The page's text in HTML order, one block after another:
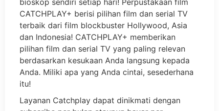
bioskop sendiri setiap hari! Perpustakaan film
CATCHPLAY+ berisi pilihan film dan serial TV
terbaik dari film blockbuster Hollywood, Asia
dan Indonesia! CATCHPLAY+ memberikan
pilihan film dan serial TV yang paling relevan
berdasarkan kesukaan Anda langsung kepada
Anda. Miliki apa yang Anda cintai, sesederhana
itu!
Layanan Catchplay dapat dinikmati dengan